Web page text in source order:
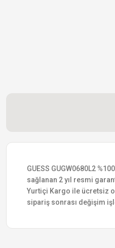
GUESS GUGW0680L2
sağlanan 2 yıl resmi
Yurtiçi Kargo ile ücretsiz
sipariş sonrası değişim